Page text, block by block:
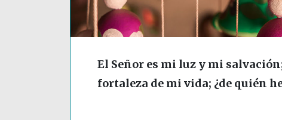
El Señor es mi luz y mi
fortaleza de mi vida; ¿de quién